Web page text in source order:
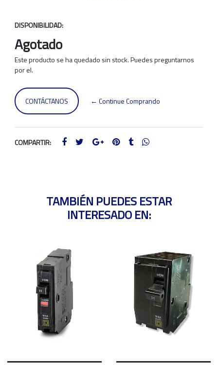
DISPONIBILIDAD:
Agotado
Este producto se ha quedado sin stock. Puedes preguntarnos
por el.
CONTÁCTANOS ← Continue Comprando
COMPARTIR:
TAMBIÉN PUEDES ESTAR
INTERESADO EN: